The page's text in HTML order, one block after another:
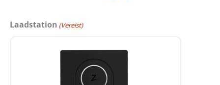
Laadstation (Vereist)